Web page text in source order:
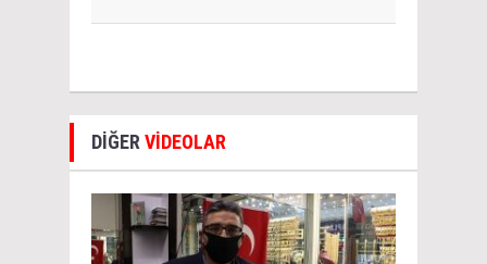
DİĞER VİDEOLAR